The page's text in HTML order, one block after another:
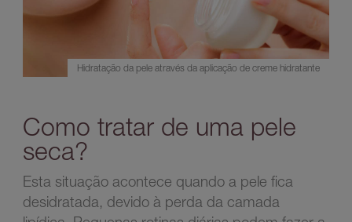
Hidratação da pele através da aplicação de creme hidratante
Como tratar de uma pele
seca?
Esta situação acontece quando a pele fica
desidratada, devido à perda da camada